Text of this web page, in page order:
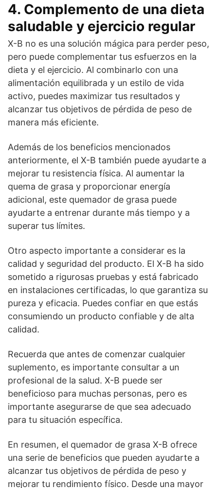
4. Complemento de una dieta
saludable y ejercicio regular
X-B no es una solución mágica para perder peso,
pero puede complementar tus esfuerzos en la
dieta y el ejercicio. Al combinarlo con una
alimentación equilibrada y un estilo de vida
activo, puedes maximizar tus resultados y
alcanzar tus objetivos de pérdida de peso de
manera más eficiente.
Además de los beneficios mencionados
anteriormente, el X-B también puede ayudarte a
mejorar tu resistencia física. Al aumentar la
quema de grasa y proporcionar energía
adicional, este quemador de grasa puede
ayudarte a entrenar durante más tiempo y a
superar tus límites.
Otro aspecto importante a considerar es la
calidad y seguridad del producto. El X-B ha sido
sometido a rigurosas pruebas y está fabricado
en instalaciones certificadas, lo que garantiza su
pureza y eficacia. Puedes confiar en que estás
consumiendo un producto confiable y de alta
calidad.
Recuerda que antes de comenzar cualquier
suplemento, es importante consultar a un
profesional de la salud. X-B puede ser
beneficioso para muchas personas, pero es
importante asegurarse de que sea adecuado
para tu situación específica.
En resumen, el quemador de grasa X-B ofrece
una serie de beneficios que pueden ayudarte a
alcanzar tus objetivos de pérdida de peso y
mejorar tu rendimiento físico. Desde una mayor